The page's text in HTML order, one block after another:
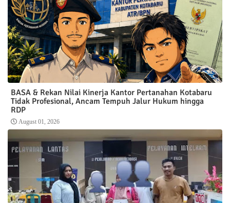
BASA & Rekan Nilai Kinerja Kantor Pertanahan Kotabaru
Tidak Profesional, Ancam Tempuh Jalur Hukum hingga
RDP
August 01, 2026